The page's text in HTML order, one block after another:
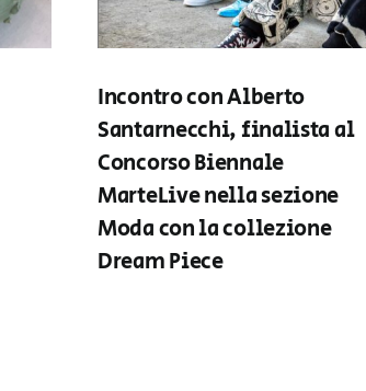
Incontro con Alberto
Santarnecchi, finalista al
Concorso Biennale
MarteLive nella sezione
Moda con la collezione
Dream Piece